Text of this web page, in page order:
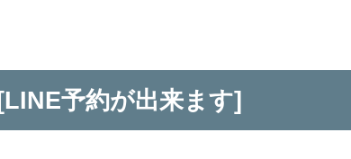
[LINE予約が出来ます]